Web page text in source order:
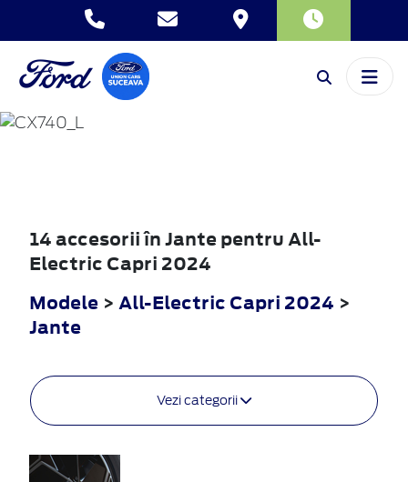
ALL-ELECTRIC
CAPRI
14 accesorii în Jante pentru All-
Electric Capri 2024
Modele > All-Electric Capri 2024 >
Jante
Vezi categorii